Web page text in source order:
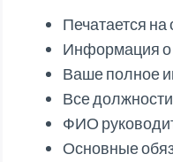
Печатается
Информация о
Ваше полное
Все
ФИО
Основные